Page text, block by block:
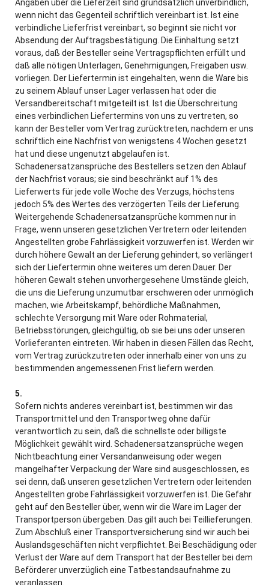
Angaben über die Lieferzeit sind grundsätzlich unverbindlich,
wenn nicht das Gegenteil schriftlich vereinbart ist. Ist eine
verbindliche Lieferfrist vereinbart, so beginnt sie nicht vor
Absendung der Auftragsbestätigung. Die Einhaltung setzt
voraus, daß der Besteller seine Vertragspflichten erfüllt und
daß alle nötigen Unterlagen, Genehmigungen, Freigaben usw.
vorliegen. Der Liefertermin ist eingehalten, wenn die Ware bis
zu seinem Ablauf unser Lager verlassen hat oder die
Versandbereitschaft mitgeteilt ist. Ist die Überschreitung
eines verbindlichen Liefertermins von uns zu vertreten, so
kann der Besteller vom Vertrag zurücktreten, nachdem er uns
schriftlich eine Nachfrist von wenigstens 4 Wochen gesetzt
hat und diese ungenutzt abgelaufen ist.
Schadenersatzansprüche des Bestellers setzen den Ablauf
der Nachfrist voraus; sie sind beschränkt auf 1% des
Lieferwerts für jede volle Woche des Verzugs, höchstens
jedoch 5% des Wertes des verzögerten Teils der Lieferung.
Weitergehende Schadenersatzansprüche kommen nur in
Frage, wenn unseren gesetzlichen Vertretern oder leitenden
Angestellten grobe Fahrlässigkeit vorzuwerfen ist. Werden wir
durch höhere Gewalt an der Lieferung gehindert, so verlängert
sich der Liefertermin ohne weiteres um deren Dauer. Der
höheren Gewalt stehen unvorhergesehene Umstände gleich,
die uns die Lieferung unzumutbar erschweren oder unmöglich
machen, wie Arbeitskampf, behördliche Maßnahmen,
schlechte Versorgung mit Ware oder Rohmaterial,
Betriebsstörungen, gleichgültig, ob sie bei uns oder unseren
Vorlieferanten eintreten. Wir haben in diesen Fällen das Recht,
vom Vertrag zurückzutreten oder innerhalb einer von uns zu
bestimmenden angemessenen Frist liefern werden.
5.
Sofern nichts anderes vereinbart ist, bestimmen wir das
Transportmittel und den Transportweg ohne dafür
verantwortlich zu sein, daß die schnellste oder billigste
Möglichkeit gewählt wird. Schadenersatzansprüche wegen
Nichtbeachtung einer Versandanweisung oder wegen
mangelhafter Verpackung der Ware sind ausgeschlossen, es
sei denn, daß unseren gesetzlichen Vertretern oder leitenden
Angestellten grobe Fahrlässigkeit vorzuwerfen ist. Die Gefahr
geht auf den Besteller über, wenn wir die Ware im Lager der
Transportperson übergeben. Das gilt auch bei Teillieferungen.
Zum Abschluß einer Transportversicherung sind wir auch bei
Auslandsgeschäften nicht verpflichtet. Bei Beschädigung oder
Verlust der Ware auf dem Transport hat der Besteller bei dem
Beförderer unverzüglich eine Tatbestandsaufnahme zu
veranlassen.